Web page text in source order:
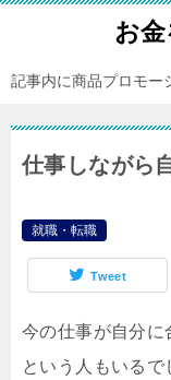
お
記事内に商品プロモー
仕事しながら
就職・転職
Tweet
今の仕事が自分に
という人もいる